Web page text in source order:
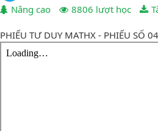
Nâng cao
8806 lượt học
PHIẾU TƯ DUY MATHX - PHIẾU SỐ